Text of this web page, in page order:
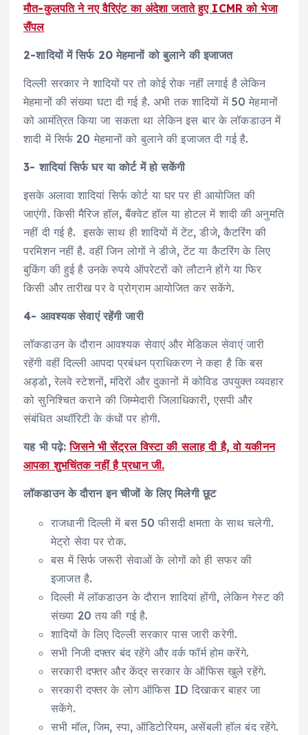
मौत-कुलपति ने नए वैरिएंट का अंदेशा जताते हुए ICMR को भेजा
सैंपल
2-शादियों में सिर्फ 20 मेहमानों को बुलाने की इजाजत
दिल्ली सरकार ने शादियों पर तो कोई रोक नहीं लगाई है लेकिन
मेहमानों की संख्या घटा दी गई है. अभी तक शादियों में 50 मेहमानों
को आमंत्रित किया जा सकता था लेकिन इस बार के लॉकडाउन में
शादी में सिर्फ 20 मेहमानों को बुलाने की इजाजत दी गई है.
3- शादियां सिर्फ घर या कोर्ट में हो सकेंगी
इसके अलावा शादियां सिर्फ कोर्ट या घर पर ही आयोजित की
जाएंगी. किसी मैरिज हॉल, बैंक्वेट हॉल या होटल में शादी की अनुमति
नहीं दी गई है. इसके साथ ही शादियों में टेंट, डीजे, कैटरिंग की
परमिशन नहीं है. वहीं जिन लोगों ने डीजे, टेंट या कैटरिंग के लिए
बुकिंग की हुई है उनके रुपये ऑपरेटरों को लौटाने होंगे या फिर
किसी और तारीख पर वे प्रोग्राम आयोजित कर सकेंगे.
4- आवश्यक सेवाएं रहेंगी जारी
लॉकडाउन के दौरान आवश्यक सेवाएं और मेडिकल सेवाएं जारी
रहेंगी वहीं दिल्ली आपदा प्रबंधन प्राधिकरण ने कहा है कि बस
अड्डो, रेलवे स्टेशनों, मंदिरों और दुकानों में कोविड उपयुक्त व्यवहार
को सुनिश्चित कराने की जिम्मेदारी जिलाधिकारी, एसपी और
संबंधित अथॉरिटी के कंधों पर होगी.
यह भी पढ़े:जिसने भी सेंट्रल विस्टा की सलाह दी है, वो यकीनन
आपका शुभचिंतक नहीं है प्रधान जी.
लॉकडाउन के दौरान इन चीजों के लिए मिलेगी छूट
राजधानी दिल्ली में बस 50 फीसदी क्षमता के साथ चलेगी.
मेट्रो सेवा पर रोक.
बस में सिर्फ जरूरी सेवाओं के लोगों को ही सफर की
इजाजत है.
दिल्ली में लॉकडाउन के दौरान शादियां होंगी, लेकिन गेस्ट की
संख्या 20 तय की गई है.
शादियों के लिए दिल्ली सरकार पास जारी करेगी.
सभी निजी दफ्तर बंद रहेंगे और वर्क फॉर्म होम करेंगे.
सरकारी दफ्तर और केंद्र सरकार के ऑफिस खुले रहेंगे.
सरकारी दफ्तर के लोग ऑफिस ID दिखाकर बाहर जा
सकेंगे.
सभी मॉल, जिम, स्पा, ऑडिटोरियम, असेंबली हॉल बंद रहेंगे.